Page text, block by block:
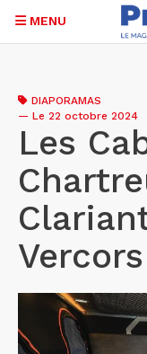
contenu
principal
MENU
DIAPORAMAS
— Le 22 octobre 2024
Les
Vercors